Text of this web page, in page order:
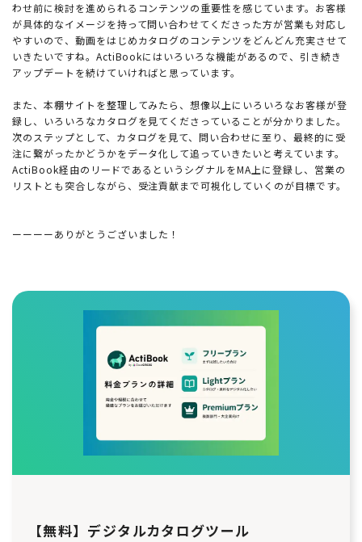
わせ前に検討を進められるコンテンツの重要性を感じています。お客様
が具体的なイメージを持って問い合わせてくださった方が営業も対応し
やすいので、動画をはじめカタログのコンテンツをどんどん充実させて
いきたいですね。ActiBookにはいろいろな機能があるので、引き続き
アップデートを続けていければと思っています。
また、本棚サイトを整理してみたら、想像以上にいろいろなお客様が登
録し、いろいろなカタログを見てくださっていることが分かりました。
次のステップとして、カタログを見て、問い合わせに至り、最終的に受
注に繋がったかどうかをデータ化して追っていきたいと考えています。
ActiBook経由のリードであるというシグナルをMA上に登録し、営業の
リストとも突合しながら、受注貢献まで可視化していくのが目標です。
ーーーーありがとうございました！
【無料】デジタルカタログツール